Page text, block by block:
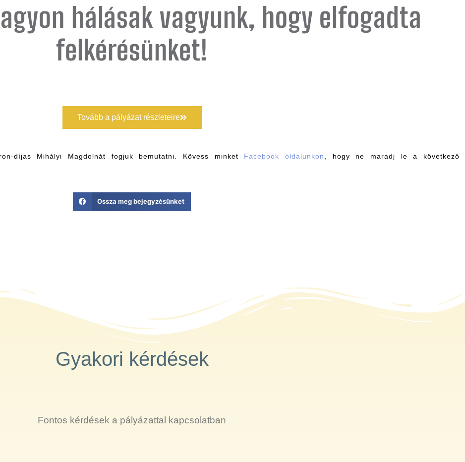
hálásak vagyunk, hogy elfogadta
felkérésünket!
Tovább a pályázat részleteire
díjas Mihályi Magdolnát fogjuk bemutatni. Kövess minket Facebook oldalunkon
, hogy ne maradj le a következő
Ossza meg bejegyzésünket
Gyakori kérdések
Fontos kérdések a pályázattal kapcsolatban